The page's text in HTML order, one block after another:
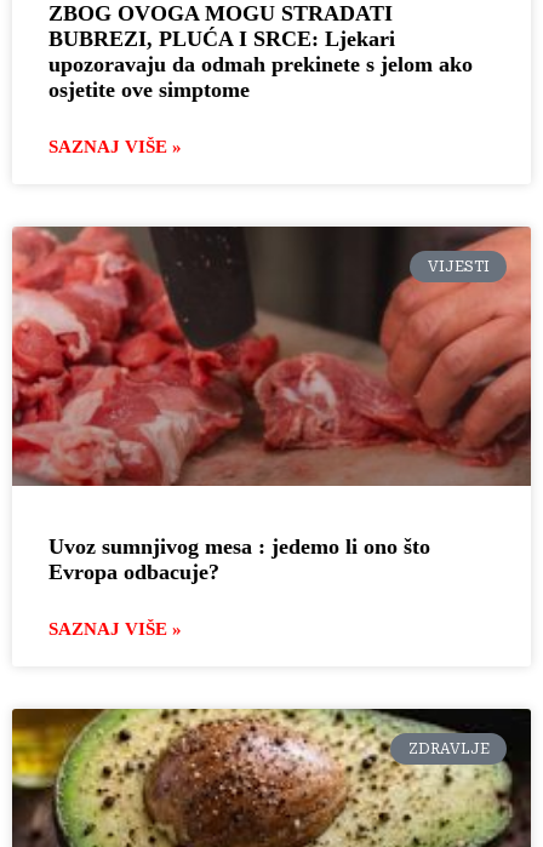
ZBOG OVOGA MOGU STRADATI
BUBREZI, PLUĆA I SRCE: Ljekari
upozoravaju da odmah prekinete s jelom ako
osjetite ove simptome
SAZNAJ VIŠE »
VIJESTI
Uvoz sumnjivog mesa : jedemo li ono što
Evropa odbacuje?
SAZNAJ VIŠE »
ZDRAVLJE